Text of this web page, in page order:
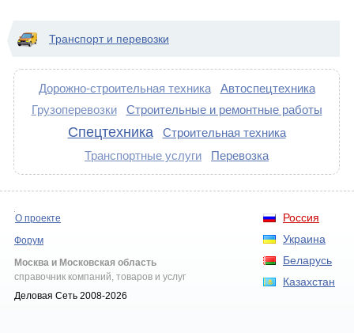
Транспорт и перевозки
Дорожно-строительная техника
Автоспецтехника
Грузоперевозки
Строительные и ремонтные работы
Спецтехника
Строительная техника
Транспортные услуги
Перевозка
Россия
Украина
Беларусь
Казахстан
О проекте
Форум
Москва и Московская область
справочник компаний, товаров и услуг
Деловая Сеть 2008-2026